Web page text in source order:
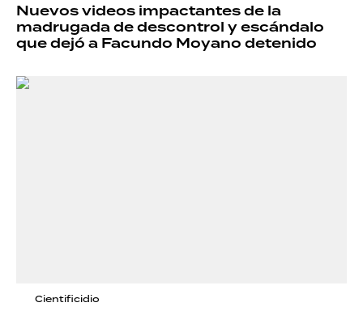
Nuevos videos impactantes de la
madrugada de descontrol y escándalo
que dejó a Facundo Moyano detenido
Cientificidio